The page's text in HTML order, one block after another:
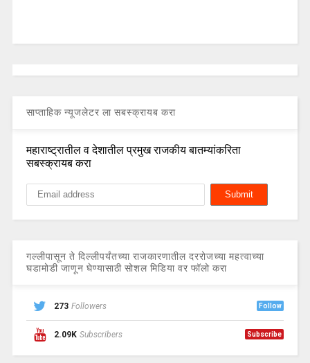
साप्ताहिक न्यूजलेटर ला सबस्क्रायब करा
महाराष्ट्रातील व देशातील प्रमुख राजकीय बातम्यांकरिता
सबस्क्रायब करा
गल्लीपासून ते दिल्लीपर्यंतच्या राजकारणातील दररोजच्या महत्वाच्या
घडामोडी जाणून घेण्यासाठी सोशल मिडिया वर फॉलो करा
273 Followers Follow
2.09K Subscribers Subscribe